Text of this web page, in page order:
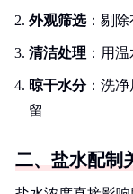
外观筛选：剔除
清洁处理 ：用
晾干水分：洗净
留
二、盐水配制